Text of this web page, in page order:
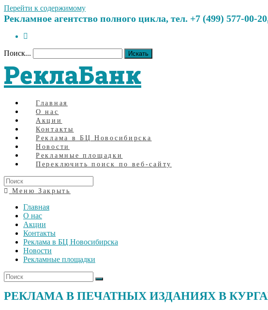
Перейти к содержимому
Рекламное агентство полного цикла, тел. +7 (499) 577-00-
Поиск... Искать
РеклаБанк
Главная
О нас
Акции
Контакты
Реклама в БЦ Новосибирска
Новости
Рекламные площадки
Переключить поиск по веб-сайту
Меню Закрыть
Главная
О нас
Акции
Контакты
Реклама в БЦ Новосибирска
Новости
Рекламные площадки
РЕКЛАМА В ПЕЧАТНЫХ ИЗДАНИЯХ В